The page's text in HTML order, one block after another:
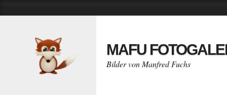
MAFU
Bilder von Manfred Fuchs